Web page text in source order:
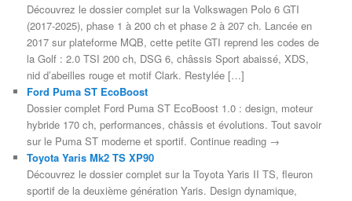
Découvrez le dossier complet sur la Volkswagen Polo 6 GTI
(2017-2025), phase 1 à 200 ch et phase 2 à 207 ch. Lancée en
2017 sur plateforme MQB, cette petite GTI reprend les codes de
la Golf : 2.0 TSI 200 ch, DSG 6, châssis Sport abaissé, XDS,
nid d’abeilles rouge et motif Clark. Restylée […]
Ford Puma ST EcoBoost
Dossier complet Ford Puma ST EcoBoost 1.0 : design, moteur
hybride 170 ch, performances, châssis et évolutions. Tout savoir
sur le Puma ST moderne et sportif. Continue reading →
Toyota Yaris Mk2 TS XP90
Découvrez le dossier complet sur la Toyota Yaris II TS, fleuron
sportif de la deuxième génération Yaris. Design dynamique,